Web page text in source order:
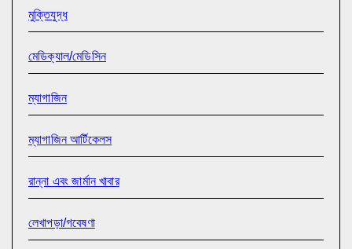
মুক্তিযুদ্ধ
মেডিক্যাল/মেডিসিন
ম্যাগাজিন
ম্যাগাজিন আর্টিকেলস
রান্না এবং জার্মান খাবার
লেখাপড়া/গবেষণা